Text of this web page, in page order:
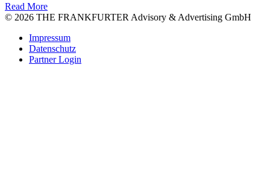
Read More
© 2026 THE FRANKFURTER Advisory & Advertising GmbH
Impressum
Datenschutz
Partner Login